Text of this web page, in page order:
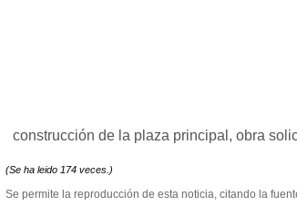
construcción de la plaza principal, obra
(Se ha leido 174 veces.)
Se permite la reproducción de esta noticia, citando la